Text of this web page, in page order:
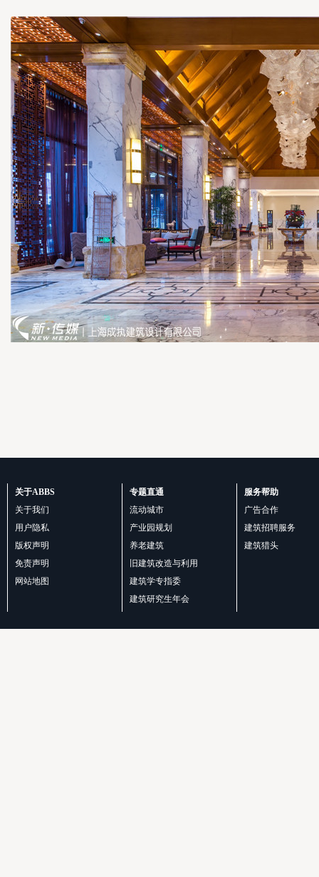
关于ABBS
关于我们
用户隐私
版权声明
免责声明
网站地图
专题直通
流动城市
产业园规划
养老建筑
旧建筑改造与利用
建筑学专指委
建筑研究生年会
服务帮助
广告合作
建筑招聘服务
建筑猎头